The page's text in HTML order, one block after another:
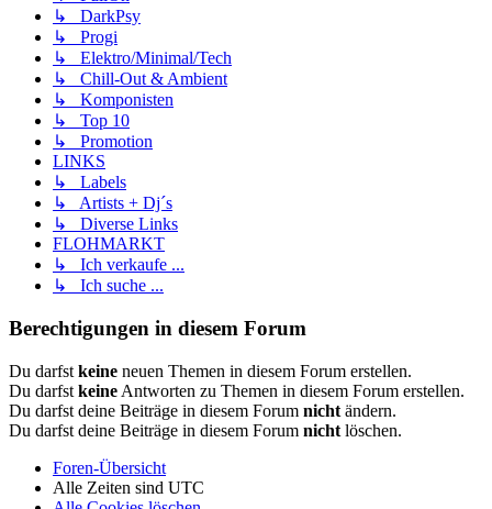
↳ DarkPsy
↳ Progi
↳ Elektro/Minimal/Tech
↳ Chill-Out & Ambient
↳ Komponisten
↳ Top 10
↳ Promotion
LINKS
↳ Labels
↳ Artists + Dj´s
↳ Diverse Links
FLOHMARKT
↳ Ich verkaufe ...
↳ Ich suche ...
Berechtigungen in diesem Forum
Du darfst keine neuen Themen in diesem Forum erstellen.
Du darfst keine Antworten zu Themen in diesem Forum erstellen.
Du darfst deine Beiträge in diesem Forum nicht ändern.
Du darfst deine Beiträge in diesem Forum nicht löschen.
Foren-Übersicht
Alle Zeiten sind UTC